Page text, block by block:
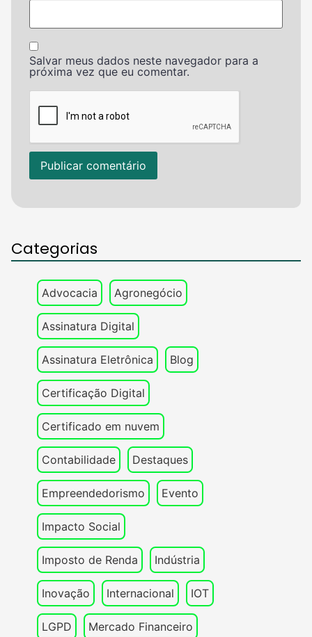
Salvar meus dados neste navegador para a
próxima vez que eu comentar.
Categorias
Advocacia Agronegócio
Assinatura Digital
Assinatura Eletrônica Blog
Certificação Digital
Certificado em nuvem
Contabilidade Destaques
Empreendedorismo Evento
Impacto Social
Imposto de Renda Indústria
Inovação Internacional IOT
LGPD Mercado Financeiro